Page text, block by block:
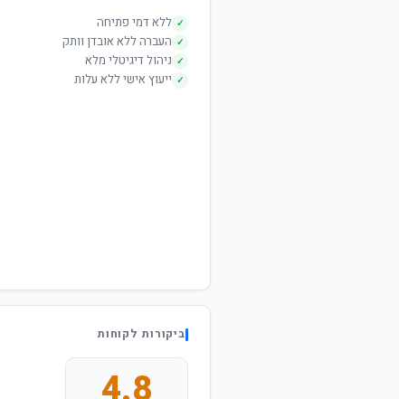
✓ ללא דמי פתיחה
✓ העברה ללא אובדן וותק
✓ ניהול דיגיטלי מלא
✓ ייעוץ אישי ללא עלות
ביקורות לקוחות